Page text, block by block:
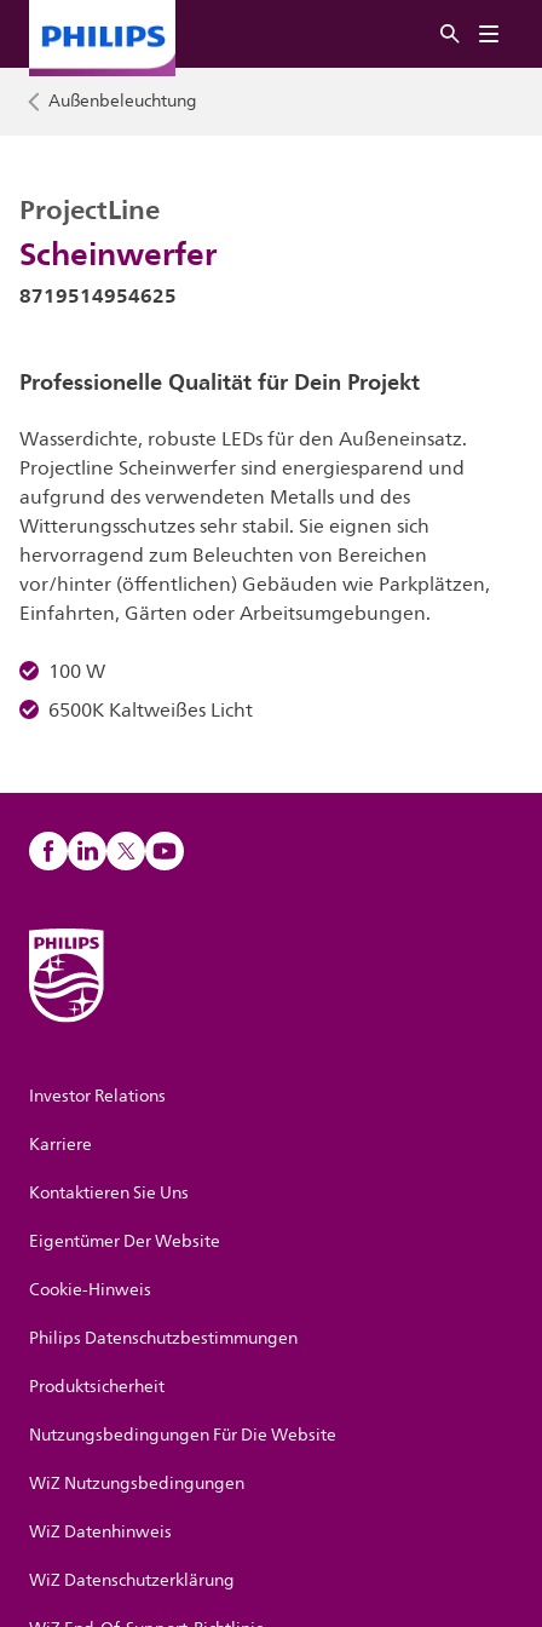
Außenbeleuchtung
Scheinwerfer
ProjectLine
8719514954625
Professionelle Qualität für Dein Projekt
Wasserdichte, robuste LEDs für den Außeneinsatz.
Projectline Scheinwerfer sind energiesparend und
aufgrund des verwendeten Metalls und des
Witterungsschutzes sehr stabil. Sie eignen sich
hervorragend zum Beleuchten von Bereichen
vor/hinter (öffentlichen) Gebäuden wie Parkplätzen,
Einfahrten, Gärten oder Arbeitsumgebungen.
100 W
6500K Kaltweißes Licht
Investor Relations
Karriere
Kontaktieren Sie Uns
Eigentümer Der Website
Cookie-Hinweis
Philips Datenschutzbestimmungen
Produktsicherheit
Nutzungsbedingungen Für Die Website
WiZ Nutzungsbedingungen
WiZ Datenhinweis
WiZ Datenschutzerklärung